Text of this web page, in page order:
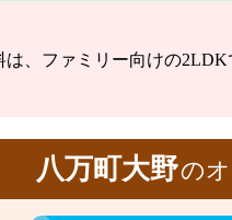
、ファミリー向けの
八万町大野の